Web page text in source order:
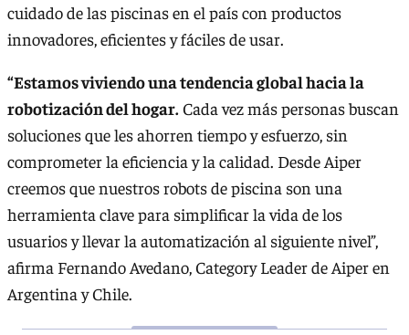
cuidado de las piscinas en el país con productos
innovadores, eficientes y fáciles de usar.
“Estamos viviendo una tendencia global hacia la
robotización del hogar.Cada vez más personas buscan
soluciones que les ahorren tiempo y esfuerzo, sin
comprometer la eficiencia y la calidad. Desde Aiper
creemos que nuestros robots de piscina son una
herramienta clave para simplificar la vida de los
usuarios y llevar la automatización al siguiente nivel”,
afirma Fernando Avedano, Category Leader de Aiper en
Argentina y Chile.